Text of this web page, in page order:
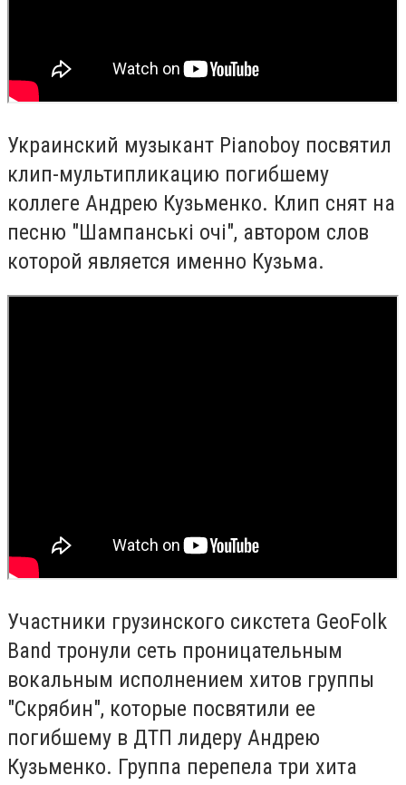
Украинский музыкант Pianoboy посвятил
клип-мультипликацию погибшему
коллеге Андрею Кузьменко. Клип снят на
песню "Шампанські очі", автором слов
которой является именно Кузьма.
Участники грузинского сикстета GeoFolk
Band тронули сеть проницательным
вокальным исполнением хитов группы
"Скрябин", которые посвятили ее
погибшему в ДТП лидеру Андрею
Кузьменко. Группа перепела три хита